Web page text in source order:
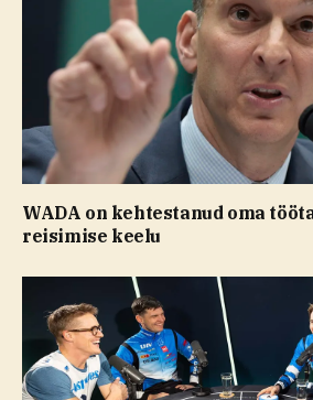
WADA on kehtestanud oma
reisimise keelu